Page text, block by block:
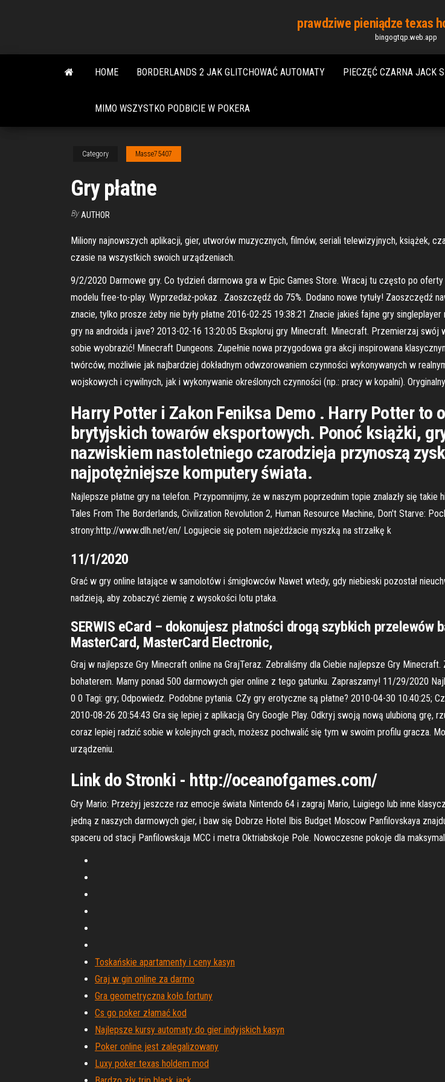
content
prawdziwe pieniądze texas
bingogtqp.web.app
HOME BORDERLANDS 2 JAK GLITCHOWAĆ AUTOMATY PIECZĘĆ CZARNA JACK
MIMO WSZYSTKO PODBICIE W POKERA
Category Masse75407
Gry płatne
By AUTHOR
Miliony najnowszych aplikacji, gier, utworów muzycznych, filmów, seriali telewizyjnych, książek,
czasie na wszystkich swoich urządzeniach.
9/2/2020 Darmowe gry. Co tydzień darmowa gra w Epic Games Store. Wracaj tu często po
modelu free-to-play. Wyprzedaż-pokaz . Zaoszczędź do 75%. Dodano nowe tytuły! Zaoszczędź
znacie, tylko prosze żeby nie były płatne 2016-02-25 19:38:21 Znacie jakieś fajne gry
gry na androida i jave? 2013-02-16 13:20:05 Eksploruj gry Minecraft. Minecraft. Przemierzaj
sobie wyobrazić! Minecraft Dungeons. Zupełnie nowa przygodowa gra akcji inspirowana
twórców, możliwie jak najbardziej dokładnym odwzorowaniem czynności wykonywanych w
wojskowych i cywilnych, jak i wykonywanie określonych czynności (np.: pracy w kopalni).
Harry Potter i Zakon Feniksa Demo . Harry Potter to
brytyjskich towarów eksportowych. Ponoć książki,
nazwiskiem nastoletniego czarodzieja przynoszą
najpotężniejsze komputery świata.
Najlepsze płatne gry na telefon. Przypomnijmy, że w naszym poprzednim topie znalazły się takie
Tales From The Borderlands, Civilization Revolution 2, Human Resource Machine, Don't Starve:
strony:http://www.dlh.net/en/ Logujecie się potem najeżdżacie myszką na strzałkę k
11/1/2020
Grać w gry online latające w samolotów i śmigłowców Nawet wtedy, gdy niebieski pozostał
nadzieją, aby zobaczyć ziemię z wysokości lotu ptaka.
SERWIS eCard – dokonujesz płatności drogą szybkich
MasterCard, MasterCard Electronic,
Graj w najlepsze Gry Minecraft online na GrajTeraz. Zebraliśmy dla Ciebie najlepsze Gry
bohaterem. Mamy ponad 500 darmowych gier online z tego gatunku. Zapraszamy! 11/29/2020
0 0 Tagi: gry; Odpowiedz. Podobne pytania. CZy gry erotyczne są płatne? 2010-04-30 10:40:25;
2010-08-26 20:54:43 Gra się lepiej z aplikacją Gry Google Play. Odkryj swoją nową ulubioną grę,
coraz lepiej radzić sobie w kolejnych grach, możesz pochwalić się tym w swoim profilu gracza.
urządzeniu.
Link do Stronki - http://oceanofgames.com/
Gry Mario: Przeżyj jeszcze raz emocje świata Nintendo 64 i zagraj Mario, Luigiego lub inne
jedną z naszych darmowych gier, i baw się Dobrze Hotel Ibis Budget Moscow Panfilovskaya
spaceru od stacji Panfilowskaja MCC i metra Oktriabskoje Pole. Nowoczesne pokoje dla
Toskańskie apartamenty i ceny kasyn
Graj w gin online za darmo
Gra geometryczna koło fortuny
Cs go poker złamać kod
Najlepsze kursy automaty do gier indyjskich kasyn
Poker online jest zalegalizowany
Luxy poker texas holdem mod